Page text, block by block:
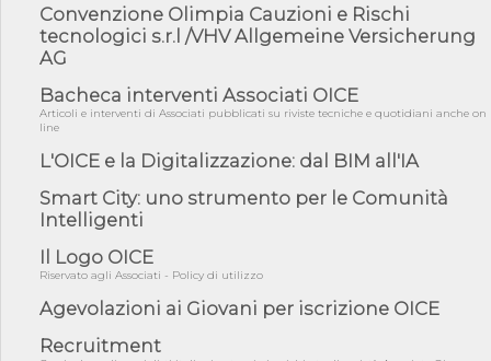
05/08/26 - DL Infrastrutture e PNRR è legge: approvata oggi la
fiducia...
05/08/26 - Focus OICE sul DDL di riforma della responsabilità
05/08/26 - Anac: pubblicata la Relazione illustrativa al Bando tipo
2 s...
05/08/26 - SAVE THE DATE: Assemblea Pubblica Confindustria
Professioni ...
05/08/26 - Successo OICE per il bando della Città metropolitana
di Reg...
05/08/26 - Lettera OICE per il bando della Giunta Regionale della
Campa...
04/08/26 - DL PA: previste cancellazioni da elenchi professionisti
per ...
04/08/26 - International Sustainable Buildings Competition -
Convenzione Olimpia Cauzioni e Rischi
tecnologici s.r.l /VHV Allgemeine Versicherung
AG
Bacheca interventi Associati OICE
Articoli e interventi di Associati pubblicati su riviste tecniche e quotidiani anche on
line
L'OICE e la Digitalizzazione: dal BIM all'IA
Smart City: uno strumento per le Comunità
Intelligenti
Il Logo OICE
Riservato agli Associati - Policy di utilizzo
Agevolazioni ai Giovani per iscrizione OICE
Recruitment